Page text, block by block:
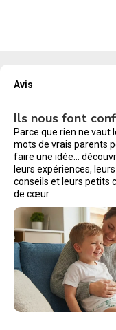
Avis
Ils nous font
Parce que rien ne vaut
mots de vrais parents
faire une idée…
leurs expériences, leurs
conseils et leurs petits
de cœur